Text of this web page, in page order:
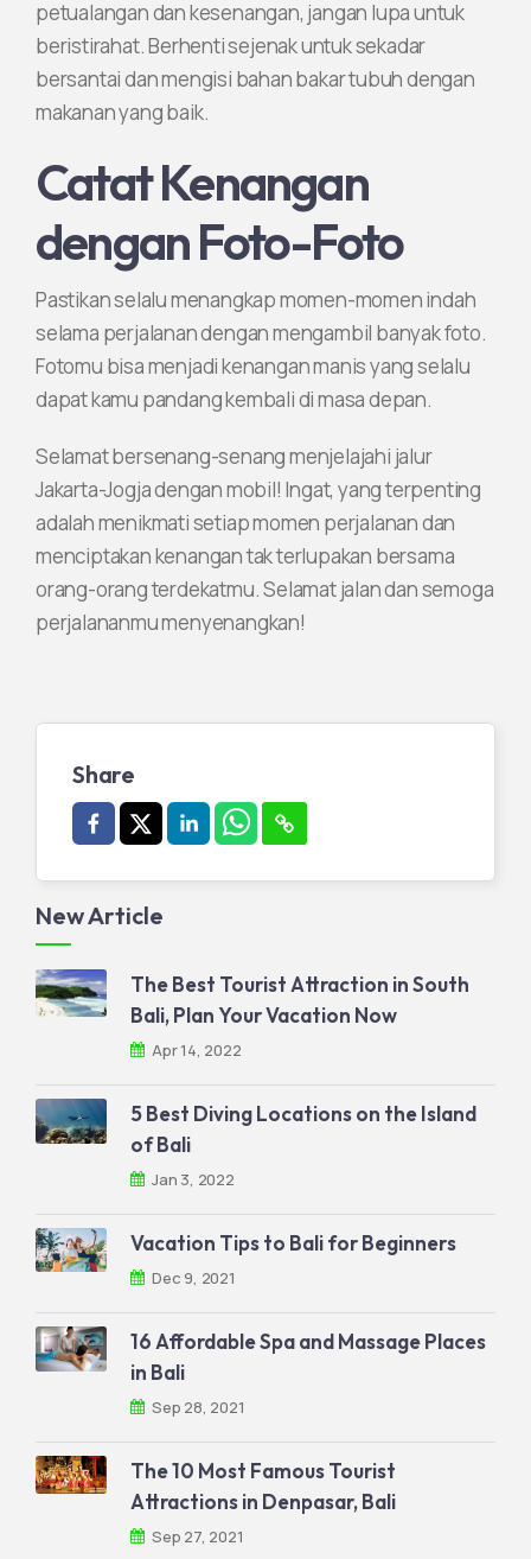
petualangan dan kesenangan, jangan lupa untuk
beristirahat. Berhenti sejenak untuk sekadar
bersantai dan mengisi bahan bakar tubuh dengan
makanan yang baik.
Catat Kenangan
dengan Foto-Foto
Pastikan selalu menangkap momen-momen indah
selama perjalanan dengan mengambil banyak foto.
Fotomu bisa menjadi kenangan manis yang selalu
dapat kamu pandang kembali di masa depan.
Selamat bersenang-senang menjelajahi jalur
Jakarta-Jogja dengan mobil! Ingat, yang terpenting
adalah menikmati setiap momen perjalanan dan
menciptakan kenangan tak terlupakan bersama
orang-orang terdekatmu. Selamat jalan dan semoga
perjalananmu menyenangkan!
Share
New Article
The Best Tourist Attraction in South
Bali, Plan Your Vacation Now
Apr 14, 2022
5 Best Diving Locations on the Island
of Bali
Jan 3, 2022
Vacation Tips to Bali for Beginners
Dec 9, 2021
16 Affordable Spa and Massage Places
in Bali
Sep 28, 2021
The 10 Most Famous Tourist
Attractions in Denpasar, Bali
Sep 27, 2021